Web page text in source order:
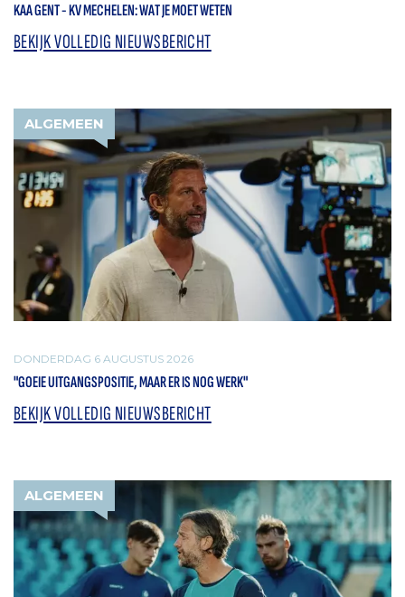
KAA GENT - KV MECHELEN: WAT JE MOET WETEN
BEKIJK VOLLEDIG NIEUWSBERICHT
ALGEMEEN
DONDERDAG 6 AUGUSTUS 2026
"GOEIE UITGANGSPOSITIE, MAAR ER IS NOG WERK"
BEKIJK VOLLEDIG NIEUWSBERICHT
ALGEMEEN